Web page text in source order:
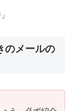
のメールの